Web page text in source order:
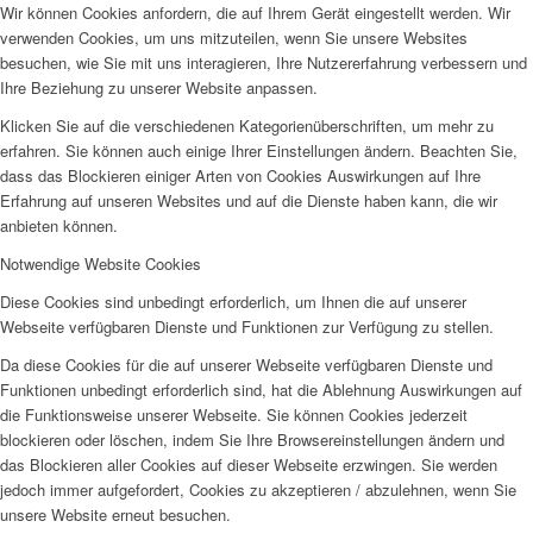
Wir können Cookies anfordern, die auf Ihrem Gerät eingestellt werden. Wir
verwenden Cookies, um uns mitzuteilen, wenn Sie unsere Websites
besuchen, wie Sie mit uns interagieren, Ihre Nutzererfahrung verbessern und
Ihre Beziehung zu unserer Website anpassen.
Klicken Sie auf die verschiedenen Kategorienüberschriften, um mehr zu
erfahren. Sie können auch einige Ihrer Einstellungen ändern. Beachten Sie,
dass das Blockieren einiger Arten von Cookies Auswirkungen auf Ihre
Erfahrung auf unseren Websites und auf die Dienste haben kann, die wir
anbieten können.
Notwendige Website Cookies
Diese Cookies sind unbedingt erforderlich, um Ihnen die auf unserer
Webseite verfügbaren Dienste und Funktionen zur Verfügung zu stellen.
Da diese Cookies für die auf unserer Webseite verfügbaren Dienste und
Funktionen unbedingt erforderlich sind, hat die Ablehnung Auswirkungen auf
die Funktionsweise unserer Webseite. Sie können Cookies jederzeit
blockieren oder löschen, indem Sie Ihre Browsereinstellungen ändern und
das Blockieren aller Cookies auf dieser Webseite erzwingen. Sie werden
jedoch immer aufgefordert, Cookies zu akzeptieren / abzulehnen, wenn Sie
unsere Website erneut besuchen.